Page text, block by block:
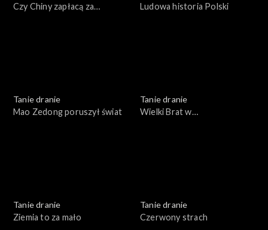
Czy Chiny zapłacą za
Ludowa historia Polski
Tanie dranie
Mao Zedong poruszył świat
Tanie dranie
Wielki Brat w
Tanie dranie
Ziemia to za mało
Tanie dranie
Czerwony strach